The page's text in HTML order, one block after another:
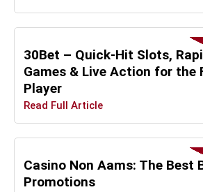
30Bet – Quick‑Hit Slots,
Games & Live Action for the
Player
Read Full Article
Casino Non Aams: The Best
Promotions